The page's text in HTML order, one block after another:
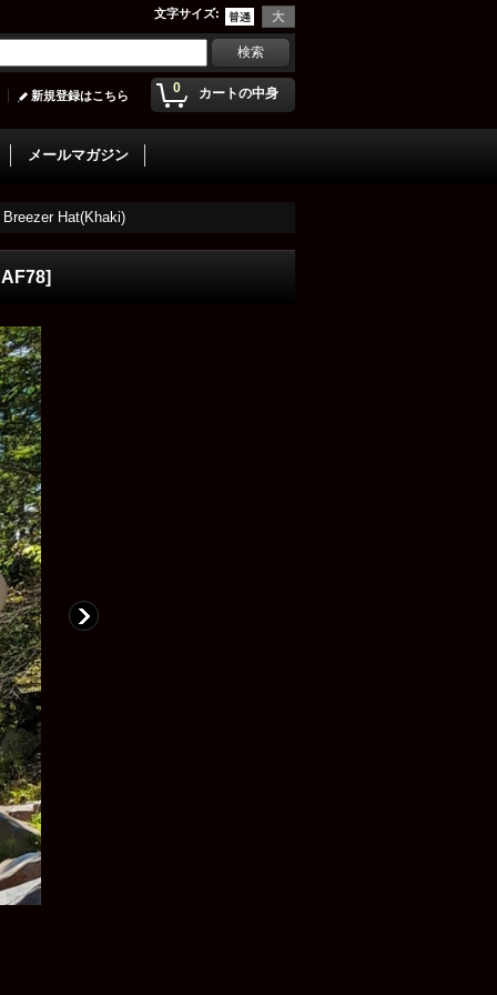
文字サイズ:
0 カートの中身
新規登録はこちら
メールマガジン
Hat(Khaki)
]